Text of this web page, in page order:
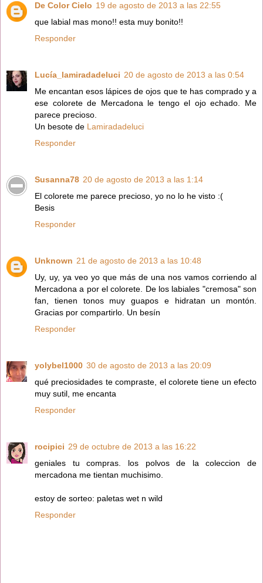
De Color Cielo 19 de agosto de 2013 a las 22:55
que labial mas mono!! esta muy bonito!!
Responder
Lucía_lamiradadeluci 20 de agosto de 2013 a las 0:54
Me encantan esos lápices de ojos que te has comprado y a
ese colorete de Mercadona le tengo el ojo echado. Me
parece precioso.
Un besote de Lamiradadeluci
Responder
Susanna78 20 de agosto de 2013 a las 1:14
El colorete me parece precioso, yo no lo he visto :(
Besis
Responder
Unknown 21 de agosto de 2013 a las 10:48
Uy, uy, ya veo yo que más de una nos vamos corriendo al
Mercadona a por el colorete. De los labiales "cremosa" son
fan, tienen tonos muy guapos e hidratan un montón.
Gracias por compartirlo. Un besín
Responder
yolybel1000 30 de agosto de 2013 a las 20:09
qué preciosidades te compraste, el colorete tiene un efecto
muy sutil, me encanta
Responder
rocipici 29 de octubre de 2013 a las 16:22
geniales tu compras. los polvos de la coleccion de
mercadona me tientan muchisimo.
estoy de sorteo: paletas wet n wild
Responder